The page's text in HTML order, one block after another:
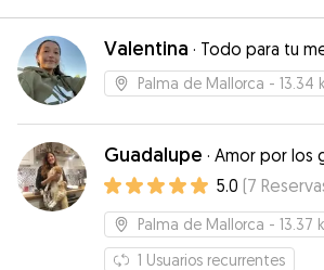
Valentina · Todo para tu
Palma de Mallorca - 13.34
Guadalupe · Amor por los
5.0 (7
Palma de Mallorca - 13.37
1 Usuarios recurrentes